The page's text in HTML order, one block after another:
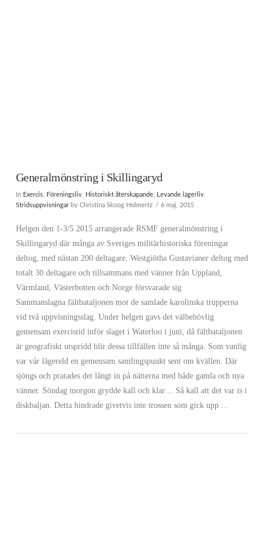
VIEW POST
Generalmönstring i Skillingaryd
In Exercis, Föreningsliv, Historiskt återskapande, Levande lägerliv,
Stridsuppvisningarby Christina Skoog Holmertz 6 maj, 2015
Helgen den 1-3/5 2015 arrangerade RSMF generalmönstring i
Skillingaryd där många av Sveriges militärhistoriska föreningar
deltog, med nästan 200 deltagare. Westgiötha Gustavianer deltog med
totalt 30 deltagare och tillsammans med vänner från Uppland,
Värmland, Västerbotten och Norge försvarade sig
Sammanslagna fältbataljonen mot de samlade karolinska trupperna
vid två uppvisningsslag. Under helgen gavs det välbehövlig
gemensam exercistid inför slaget i Waterloo i juni, då fältbataljonen
är geografiskt utspridd blir dessa tillfällen inte så många. Som vanlig
var vår lägereld en gemensam samlingspunkt sent om kvällen. Där
sjöngs och pratades det långt in på nätterna med både gamla och nya
vänner. Söndag morgon grydde kall och klar… Så kall att det var is i
diskbaljan. Detta hindrade givetvis inte trossen som gick upp …